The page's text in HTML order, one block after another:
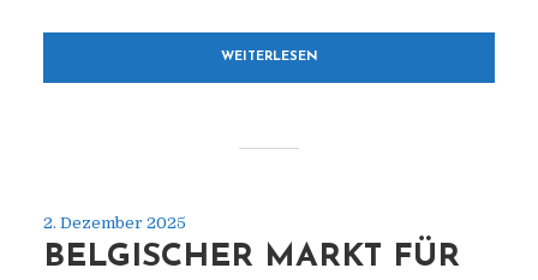
WEITERLESEN
2. Dezember 2025
BELGISCHER MARKT FÜR